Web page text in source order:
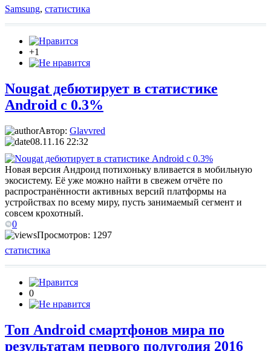
Samsung, статистика
+1
Nougat дебютирует в статистике
Android с 0.3%
Автор: Glavvred
08.11.16 22:32
Новая версия Андроид потихоньку вливается в мобильную
экосистему. Её уже можно найти в свежем отчёте по
распространённости активных версий платформы на
устройствах по всему миру, пусть занимаемый сегмент и
совсем крохотный.
0
Просмотров: 1297
статистика
0
Топ Android смартфонов мира по
результатам первого полугодия 2016